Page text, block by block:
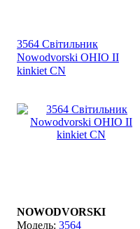
3564 Світильник
Nowodvorski OHIO II
kinkiet CN
NOWODVORSKI
3564